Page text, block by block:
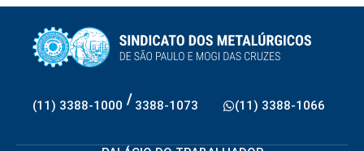
(11) 3388-1000 / 3388-1073 (11) 3388-1066